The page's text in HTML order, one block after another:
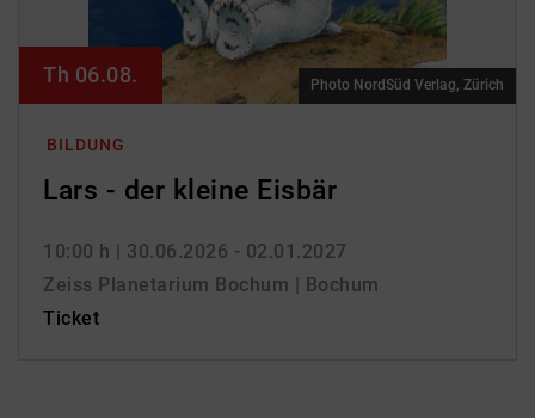
BILDUNG
Lars - der kleine Eisbär
10:00 h | 30.06.2026 - 02.01.2027
Zeiss Planetarium Bochum | Bochum
Ticket
Th 06.08. Photo NordSüd Verlag, Zürich